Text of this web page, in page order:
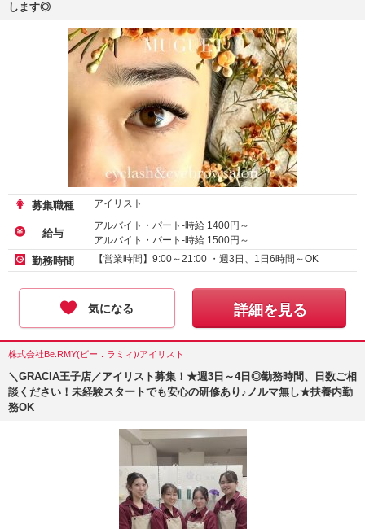
します◎
募集職種 アイリスト
給与
アルバイト・パート-時給 1400円～
アルバイト・パート-時給 1500円～
勤務時間 【営業時間】9:00～21:00 ・週3日、1日6時間～OK
気になる 詳細を見る
株式会社Be.RMY(ビー．ラミィ)/アイリスト
＼GRACIA王子店／アイリスト募集！★週3日～4日◎勤務時間、日数ご相
談ください！未経験スタートでも安心の研修あり♪ノルマ無し★扶養内勤
務OK